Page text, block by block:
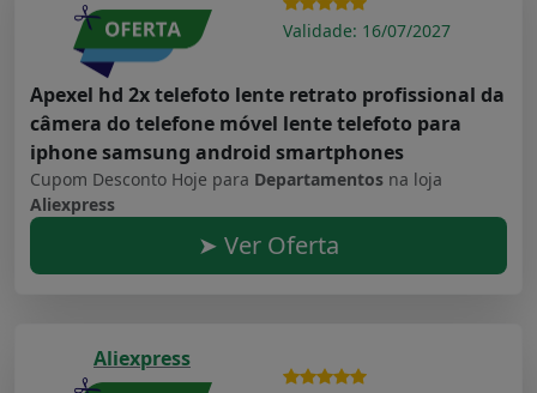
Validade: 16/07/2027
Apexel hd 2x telefoto lente retrato profissional da
câmera do telefone móvel lente telefoto para
iphone samsung android smartphones
Cupom Desconto Hoje para Departamentos na loja
Aliexpress
➤ Ver Oferta
Aliexpress